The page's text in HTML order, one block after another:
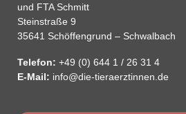
und FTA Schmitt
Steinstraße 9
35641 Schöffengrund – Schwalbach
Telefon: +49 (0) 644 1 / 26 31 4
E-Mail: info@die-tieraerztinnen.de